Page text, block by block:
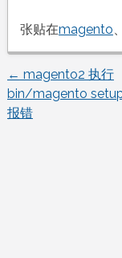
张贴在magento、
文
章
← magento2 执行
bin/magento
报错